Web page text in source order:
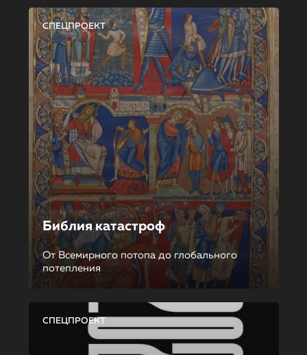
СПЕЦПРОЕКТ
Библия катастроф
От Всемирного потопа до глобального
потепления
СПЕЦПРОЕКТ